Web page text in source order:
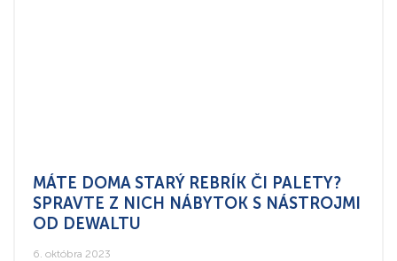
MÁTE DOMA STARÝ REBRÍK ČI PALETY?
SPRAVTE Z NICH NÁBYTOK S NÁSTROJMI
OD DEWALTU
6. októbra 2023